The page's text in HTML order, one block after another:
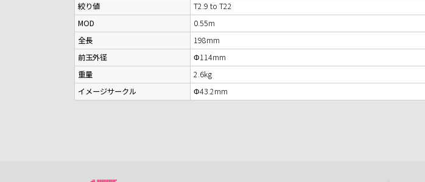
絞り値
T2.9 to T22
MOD
0.55m
全長
198mm
前玉外径
Φ114mm
重量
2.6kg
イメージサークル
Φ43.2mm